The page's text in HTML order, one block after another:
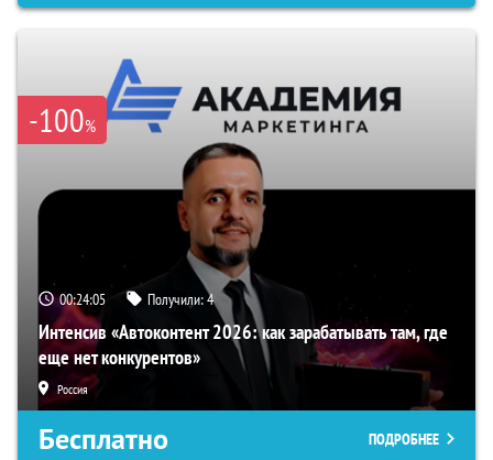
-100%
00:24:04 Получили:4
Интенсив «Автоконтент 2026: как зарабатывать там, где
еще нет конкурентов»
Россия
Бесплатно ПОДРОБНЕЕ